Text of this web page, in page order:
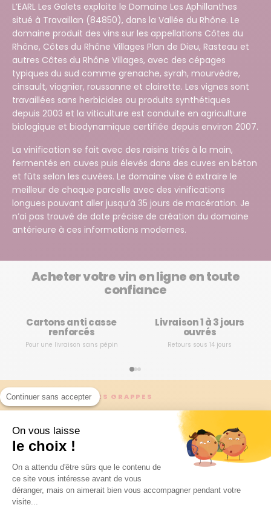
Continuer sans accepter
On vous laisse
le choix !
On a attendu d'être sûrs que le contenu de
ce site vous intéresse avant de vous
déranger, mais on aimerait bien vous accompagner pendant votre
visite...
L’EARL Les Galets exploite le Domaine Les Aphillanthes
situé à Travaillan (84850), dans la Vallée du Rhône. Le
domaine produit des vins sur les appellations Côtes du
Rhône, Côtes du Rhône Villages Plan de Dieu, Rasteau et
autres Côtes du Rhône Villages, avec des cépages
typiques du sud comme grenache, syrah, mourvèdre,
cinsault, viognier, roussanne et clairette. Les vignes sont
travaillées sans herbicides ou produits synthétiques
depuis 2003 et la viticulture est conduite en agriculture
biologique et biodynamique certifiée depuis environ 2007.
La vinification se fait avec des raisins triés à la main,
fermentés en cuves puis élevés dans des cuves en béton
et fûts selon les cuvées. Le domaine vise à extraire le
meilleur de chaque parcelle avec des vinifications
longues pouvant aller jusqu’à 35 jours de macération. Je
n’ai pas trouvé de date précise de création du domaine
antérieure à ces informations modernes.
Acheter votre vin en ligne en toute
confiance
Cartons anti casse
renforcés
Pour une livraison sans pépin
Livraison 1 à 3 jours
ouvrés
Retours sous 14 jours
NEWSLETTER LES GRAPPES
Ne manquez aucune
découverte
Chaque semaine, nos experts sélectionnent les meilleurs
vins, les domaines à suivre et les millésimes à ne pas
rater. Recevez tout en avant-première !